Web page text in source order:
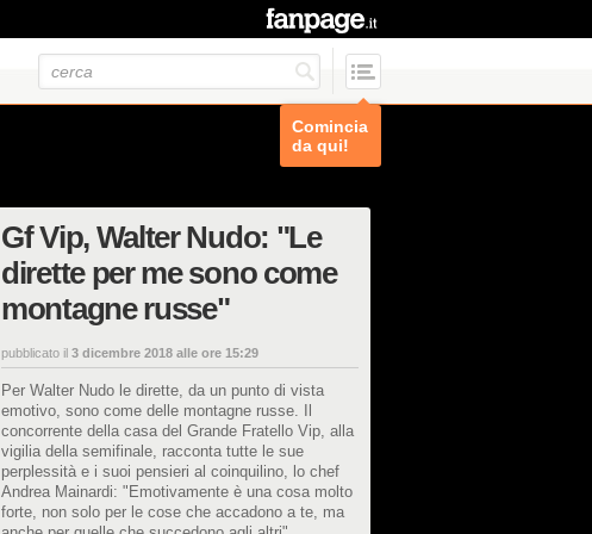
Comincia
da qui!
Gf Vip, Walter Nudo: "Le
dirette per me sono come
montagne russe"
pubblicato il 3 dicembre 2018 alle ore 15:29
Per Walter Nudo le dirette, da un punto di vista
emotivo, sono come delle montagne russe. Il
concorrente della casa del Grande Fratello Vip, alla
vigilia della semifinale, racconta tutte le sue
perplessità e i suoi pensieri al coinquilino, lo chef
Andrea Mainardi: "Emotivamente è una cosa molto
forte, non solo per le cose che accadono a te, ma